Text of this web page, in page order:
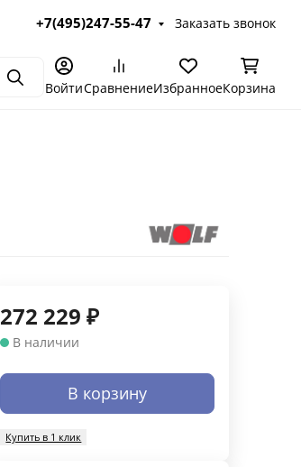
+7(495)247-55-47 Заказать звонок
ПоискВойтиСравнениеИзбранноеКорзина
272 229 ₽
В наличии
В корзину
Купить в 1 клик